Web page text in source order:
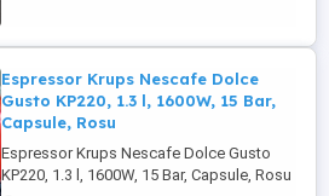
Espressor Krups Nescafe Dolce
Gusto KP220, 1.3 l, 1600W, 15 Bar,
Capsule, Rosu
Espressor Krups Nescafe Dolce Gusto
KP220, 1.3 l, 1600W, 15 Bar, Capsule, Rosu